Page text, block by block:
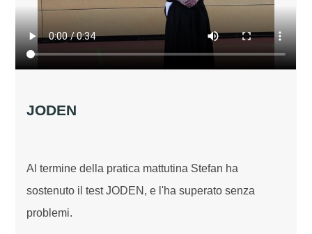
JODEN
Al termine della pratica mattutina Stefan ha
sostenuto il test JODEN, e l'ha superato senza
problemi.